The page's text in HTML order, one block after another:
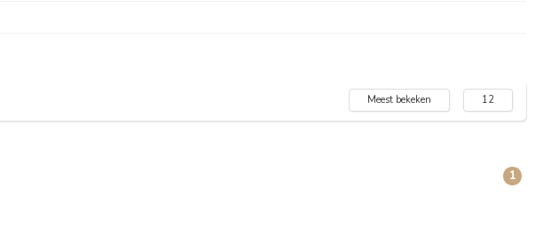
Meest bekeken 12
1